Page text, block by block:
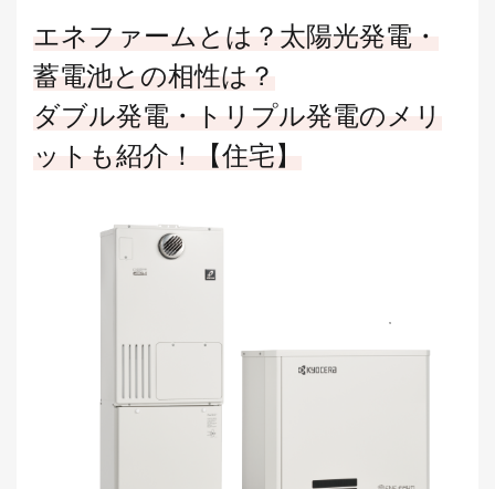
エネファームとは？太陽光発電・
蓄電池との相性は？
ダブル発電・トリプル発電のメリ
ットも紹介！【住宅】